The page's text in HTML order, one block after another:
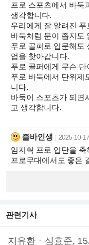
프로 스포츠에서 바둑
생각합니다.
우리에게 잘 알려진 푸
바둑처럼 문이 좁지도
푸로 골퍼로 입문해도
업을 찾아갑니다.
푸로 골퍼에게 무슨
푸로 바둑에서 단위제
니다.
바둑이 스포츠가 되면
고 생각합니다.
즐바인생 2025-10-
임지혁 프로 입단을 축
프로무대에서도 좋은
관련기사
지유환ㆍ심효준,